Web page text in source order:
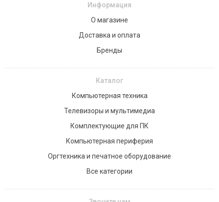
Информация
О магазине
Доставка и оплата
Бренды
Каталог
Компьютерная техника
Телевизоры и мультимедиа
Комплектующие для ПК
Компьютерная периферия
Оргтехника и печатное оборудование
Все категории